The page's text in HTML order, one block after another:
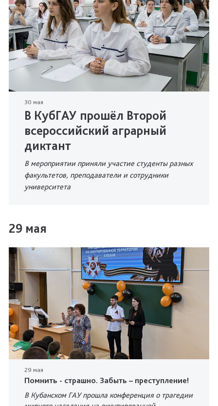
30 мая
В КубГАУ прошёл Второй
всероссийский аграрный
диктант
В мероприятии приняли участие студенты разных
факультетов, преподаватели и сотрудники
университета
29 мая
29 мая
Помнить - страшно. Забыть – преступление!
В Кубанском ГАУ прошла конференция о трагедии